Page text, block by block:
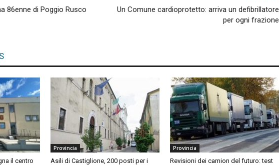
86enne di Poggio Rusco
Un Comune cardioprotetto: arriva un defibrillatore
per ogni frazione
il centro
Provincia
Asili di Castiglione, 200 posti per i
Provincia
Revisioni dei camion del futuro: test